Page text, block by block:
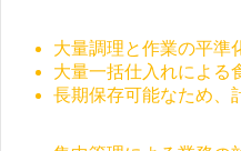
大量調理と作業の平準
大量一括仕入れによる
長期保存可能なため、